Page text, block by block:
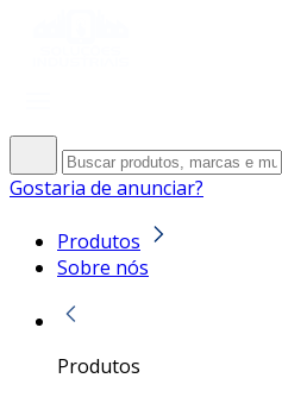
Gostaria de anunciar?
Produtos
Sobre nós
Produtos